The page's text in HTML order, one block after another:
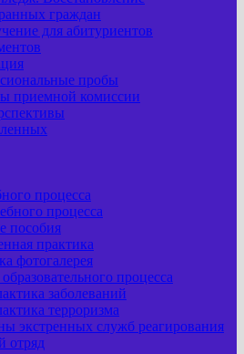
граждан
для абитуриентов
пробы
приемной комиссии
процесса
процесса
пособия
практика
фотогалерея
процесса
заболеваний
терроризма
экстренных служб реагирования
отряд